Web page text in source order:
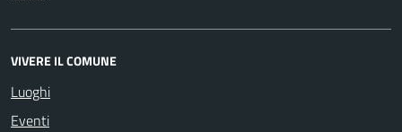
VIVERE IL COMUNE
Luoghi
Eventi